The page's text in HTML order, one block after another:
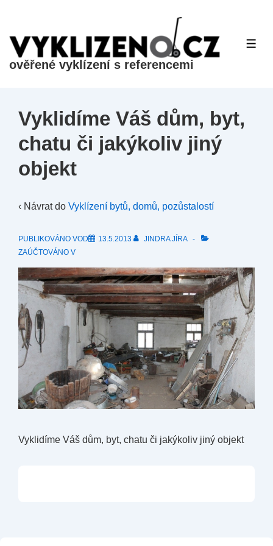
na
hlavní
ověřené vyklízení s referencemi
Vyklidíme Váš dům, byt,
chatu či jakýkoliv jiný
objekt
‹ Návrat do Vyklízení bytů, domů, pozůstalostí
PUBLIKOVÁNO VOD 13.5.2013
JINDRA JÍRA
ZAÚČTOVÁNO V
Vyklidíme Váš dům, byt, chatu či jakýkoliv jiný objekt